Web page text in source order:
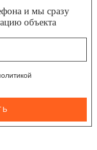
и мы сразу
объекта